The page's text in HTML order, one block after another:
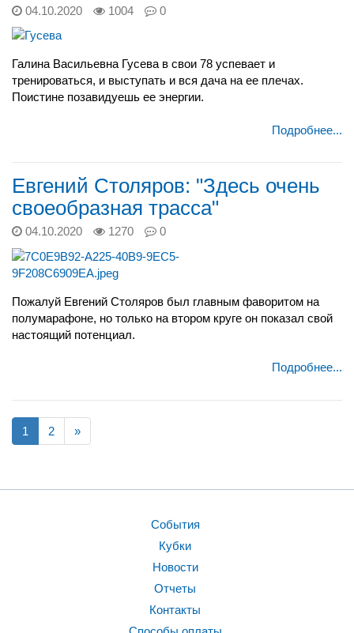
04.10.2020 1004 0
Галина Васильевна Гусева в свои 78 успевает и
тренироваться, и выступать и вся дача на ее плечах.
Поистине позавидуешь ее энергии.
Подробнее...
Евгений Столяров: "Здесь очень
своеобразная трасса"
04.10.2020 1270 0
Пожалуй Евгений Столяров был главным фаворитом на
полумарафоне, но только на втором круге он показал свой
настоящий потенциал.
Подробнее...
1 2 »
События
Кубки
Новости
Отчеты
Контакты